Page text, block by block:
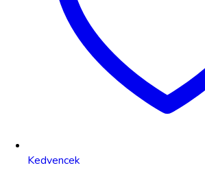
Kedvencek